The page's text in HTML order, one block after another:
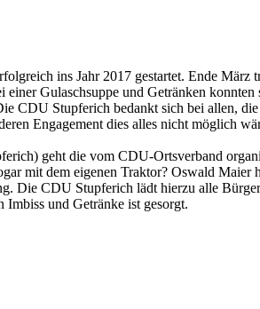
ins Jahr 2017 gestartet. Ende
Gulaschsuppe und Getränken
CDU Stupferich bedankt sich bei allen,
Engagement dies alles nicht möglich
geht die vom CDU-Ortsverband
mit dem eigenen Traktor? Oswald Maier
Die CDU Stupferich lädt hierzu alle
und Getränke ist gesorgt.